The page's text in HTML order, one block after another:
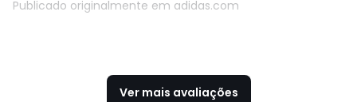
Publicado originalmente em adidas.com
Ver mais avaliações